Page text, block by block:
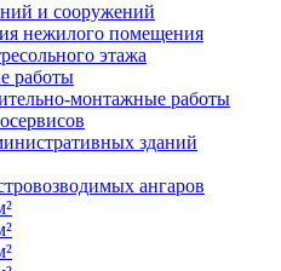
и сооружений
нежилого помещения
этажа
работы
монтажные работы
зданий
ангаров